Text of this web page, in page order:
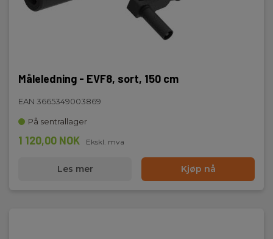
Måleledning - EVF8, sort, 150 cm
EAN 3665349003869
På sentrallager
1 120,00 NOK Ekskl. mva
Les mer Kjøp nå